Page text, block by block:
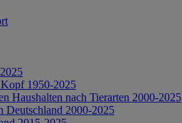
1950-2025
Haushalten nach Tierarten 2000-2025
Deutschland 2000-2025